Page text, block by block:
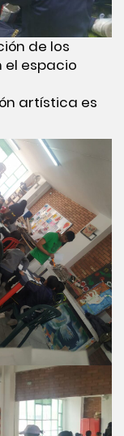
de los
el espacio
artística es